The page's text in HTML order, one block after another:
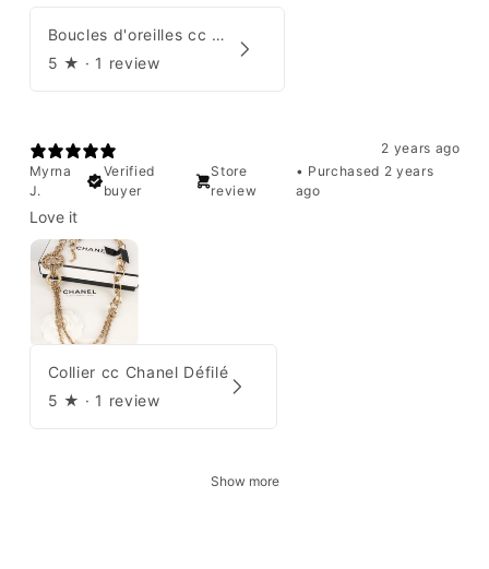
Boucles d'oreilles cc Chanel
5 ★ · 1 review
2 years ago
Myrna
J.
Verified
buyer
Store
review
• Purchased 2 years
ago
Love it
Collier cc Chanel Défilé
5 ★ · 1 review
Show more